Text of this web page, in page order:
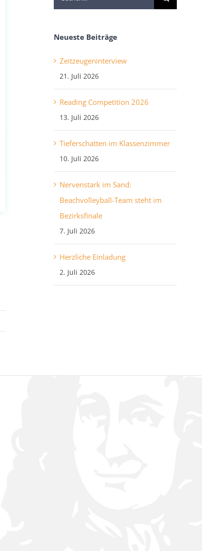
nach:
Neueste Beiträge
Zeitzeugeninterview
21. Juli 2026
Reading Competition 2026
13. Juli 2026
Tieferschatten im Klassenzimmer
10. Juli 2026
Nervenstark im Sand:
Beachvolleyball-Team steht im
Bezirksfinale
7. Juli 2026
Herzliche Einladung
2. Juli 2026